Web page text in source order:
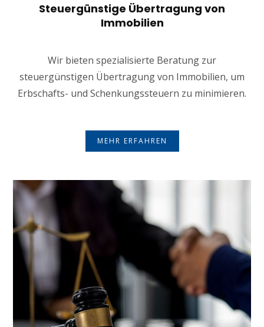
Steuergünstige Übertragung von
Immobilien
Wir bieten spezialisierte Beratung zur
steuergünstigen Übertragung von Immobilien, um
Erbschafts- und Schenkungssteuern zu minimieren.
MEHR ERFAHREN